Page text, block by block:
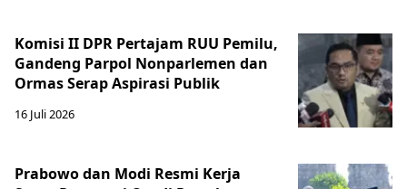
Komisi II DPR Pertajam RUU Pemilu,
Gandeng Parpol Nonparlemen dan
Ormas Serap Aspirasi Publik
16 Juli 2026
Prabowo dan Modi Resmi Kerja